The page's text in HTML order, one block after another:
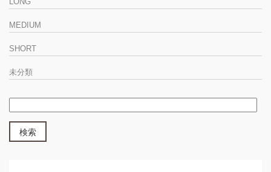
MEDIUM
SHORT
未分類